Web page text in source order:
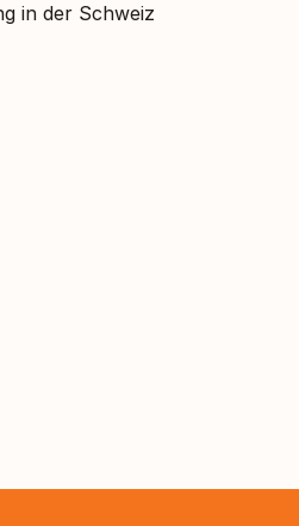
in der Schweiz